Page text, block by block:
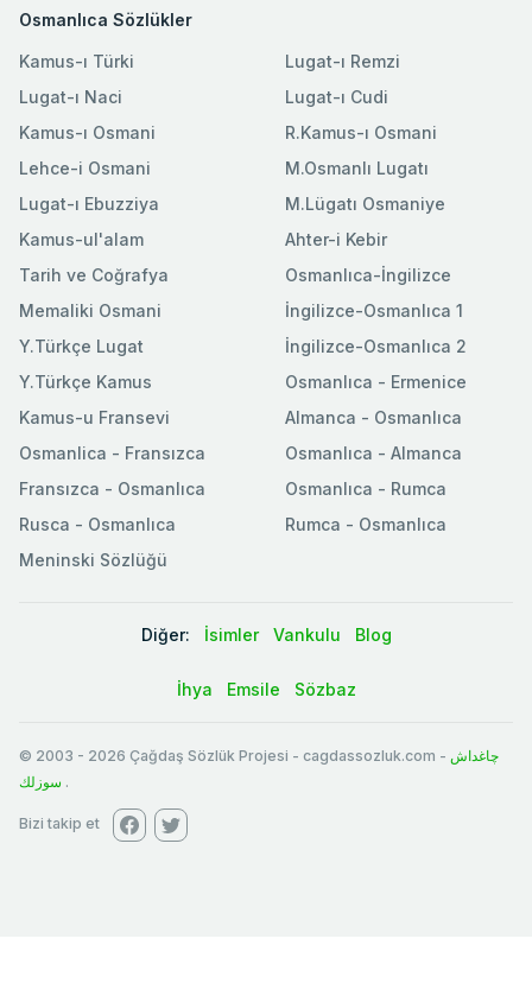
Osmanlıca Sözlükler
Kamus-ı Türki
Lugat-ı Naci
Kamus-ı Osmani
Lehce-i Osmani
Lugat-ı Ebuzziya
Lugat-ı Remzi
Lugat-ı Cudi
R.Kamus-ı Osmani
M.Osmanlı Lugatı
M.Lügatı Osmaniye
Kamus-ul'alam
Tarih ve Coğrafya
Memaliki Osmani
Y.Türkçe Lugat
Y.Türkçe Kamus
Ahter-i Kebir
Osmanlıca-İngilizce
İngilizce-Osmanlıca 1
İngilizce-Osmanlıca 2
Osmanlıca - Ermenice
Kamus-u Fransevi
Osmanlica - Fransızca
Fransızca - Osmanlıca
Rusca - Osmanlıca
Meninski Sözlüğü
Almanca - Osmanlıca
Osmanlıca - Almanca
Osmanlıca - Rumca
Rumca - Osmanlıca
Diğer: İsimler Vankulu Blog
İhya Emsile Sözbaz
© 2003 - 2026 Çağdaş Sözlük Projesi - cagdassozluk.com - چاغداش
سوزلك .
Bizi takip et